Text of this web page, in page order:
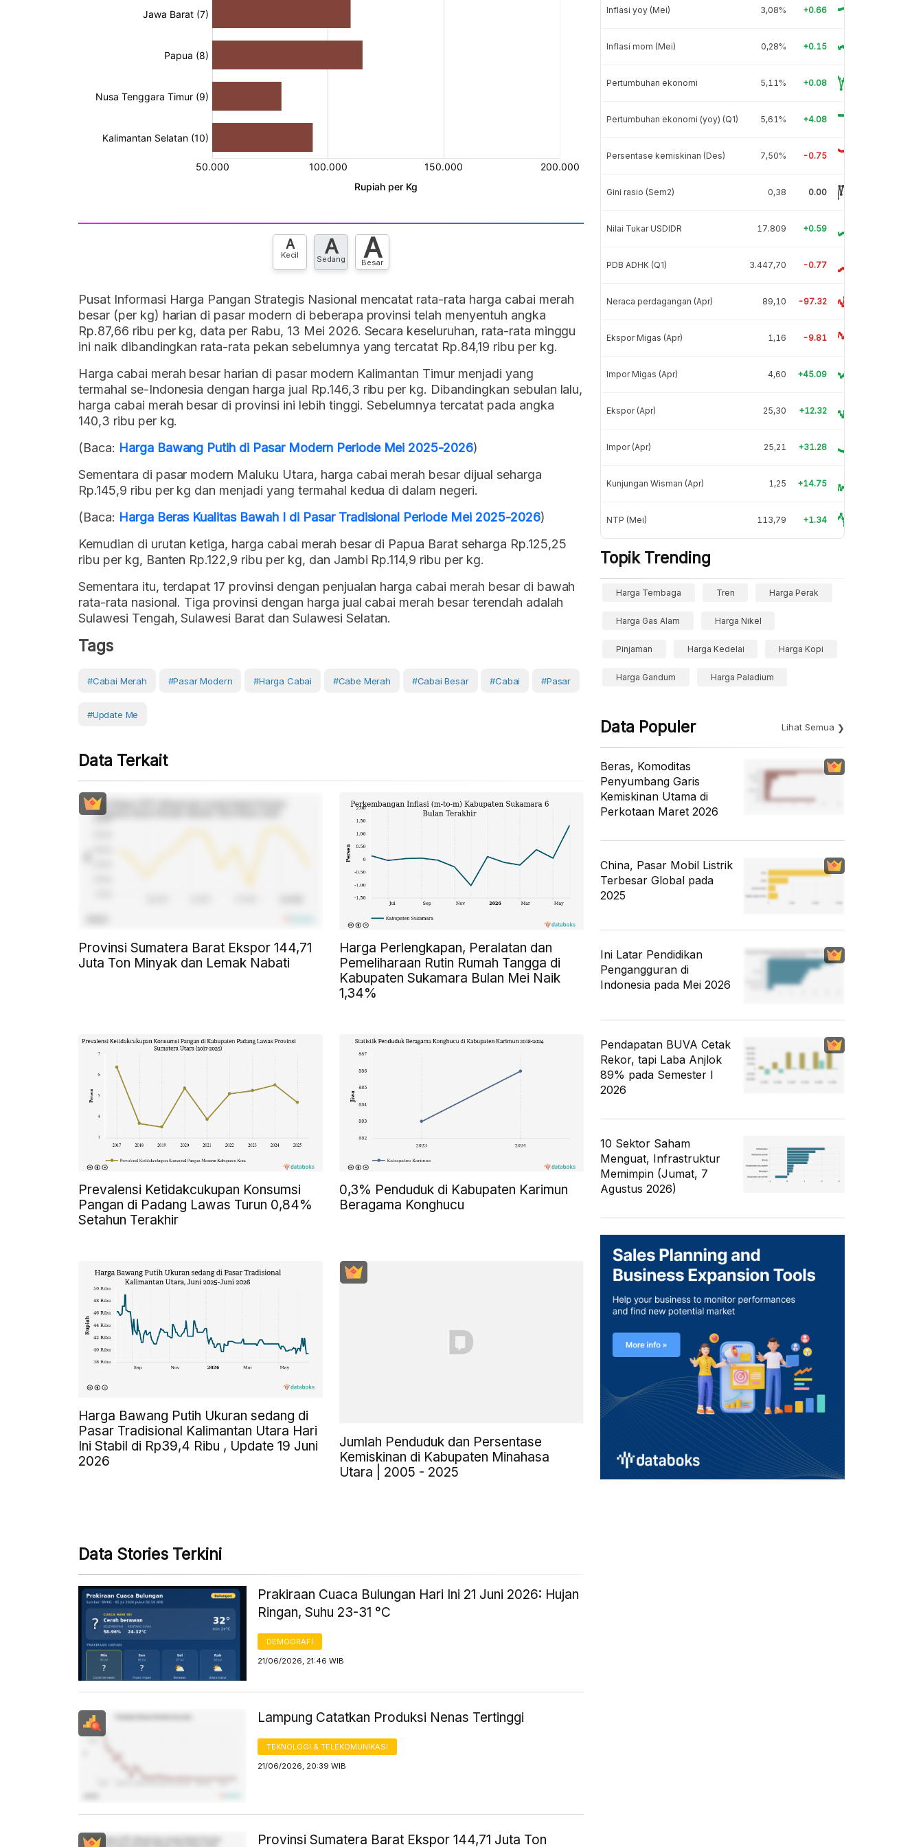
A
Kecil A
Sedang A
Besar
Pusat Informasi Harga Pangan Strategis Nasional mencatat rata-rata harga cabai merah
besar (per kg) harian di pasar modern di beberapa provinsi telah menyentuh angka
Rp.87,66 ribu per kg, data per Rabu, 13 Mei 2026. Secara keseluruhan, rata-rata minggu
ini naik dibandingkan rata-rata pekan sebelumnya yang tercatat Rp.84,19 ribu per kg.
Harga cabai merah besar harian di pasar modern Kalimantan Timur menjadi yang
termahal se-Indonesia dengan harga jual Rp.146,3 ribu per kg. Dibandingkan sebulan lalu,
harga cabai merah besar di provinsi ini lebih tinggi. Sebelumnya tercatat pada angka
140,3 ribu per kg.
(Baca: Harga Bawang Putih di Pasar Modern Periode Mei 2025-2026)
Sementara di pasar modern Maluku Utara, harga cabai merah besar dijual seharga
Rp.145,9 ribu per kg dan menjadi yang termahal kedua di dalam negeri.
(Baca: Harga Beras Kualitas Bawah I di Pasar Tradisional Periode Mei 2025-2026)
Kemudian di urutan ketiga, harga cabai merah besar di Papua Barat seharga Rp.125,25
ribu per kg, Banten Rp.122,9 ribu per kg, dan Jambi Rp.114,9 ribu per kg.
Sementara itu, terdapat 17 provinsi dengan penjualan harga cabai merah besar di bawah
rata-rata nasional. Tiga provinsi dengan harga jual cabai merah besar terendah adalah
Sulawesi Tengah, Sulawesi Barat dan Sulawesi Selatan.
Tags
#cabai Merah #Pasar Modern #Harga Cabai #Cabe Merah #cabai Besar #Cabai #Pasar
#Update Me
Data Terkait
Provinsi Sumatera Barat Ekspor 144,71
Juta Ton Minyak dan Lemak Nabati
Harga Perlengkapan, Peralatan dan
Pemeliharaan Rutin Rumah Tangga di
Kabupaten Sukamara Bulan Mei Naik
1,34%
Prevalensi Ketidakcukupan Konsumsi
Pangan di Padang Lawas Turun 0,84%
Setahun Terakhir
0,3% Penduduk di Kabupaten Karimun
Beragama Konghucu
Harga Bawang Putih Ukuran sedang di
Pasar Tradisional Kalimantan Utara Hari
Ini Stabil di Rp39,4 Ribu , Update 19 Juni
2026
Jumlah Penduduk dan Persentase
Kemiskinan di Kabupaten Minahasa
Utara | 2005 - 2025
Data Stories Terkini
Prakiraan Cuaca Bulungan Hari Ini 21 Juni 2026: Hujan
Ringan, Suhu 23-31 °C
DEMOGRAFI
21/06/2026, 21:46 WIB
Lampung Catatkan Produksi Nenas Tertinggi
TEKNOLOGI & TELEKOMUNIKASI
21/06/2026, 20:39 WIB
Provinsi Sumatera Barat Ekspor 144,71 Juta Ton
Inflasi yoy (Mei) 3,08% +0.66
Inflasi mom (Mei) 0,28% +0.15
Pertumbuhan ekonomi 5,11% +0.08
Pertumbuhan ekonomi (yoy) (Q1) 5,61% +4.08
Persentase kemiskinan (Des) 7,50% -0.75
Gini rasio (Sem2) 0,38 0.00
Nilai Tukar USDIDR 17.809 +0.59
PDB ADHK (Q1) 3.447,70 -0.77
Neraca perdagangan (Apr) 89,10 -97.32
Ekspor Migas (Apr) 1,16 -9.81
Impor Migas (Apr) 4,60 +45.09
Ekspor (Apr) 25,30 +12.32
Impor (Apr) 25,21 +31.28
Kunjungan Wisman (Apr) 1,25 +14.75
NTP (Mei) 113,79 +1.34
Topik Trending
Harga Tembaga Tren Harga Perak
Harga Gas Alam Harga Nikel
Pinjaman Harga Kedelai Harga Kopi
Harga Gandum Harga Paladium
Data Populer Lihat Semua
Beras, Komoditas
Penyumbang Garis
Kemiskinan Utama di
Perkotaan Maret 2026
China, Pasar Mobil Listrik
Terbesar Global pada
2025
Ini Latar Pendidikan
Pengangguran di
Indonesia pada Mei 2026
Pendapatan BUVA Cetak
Rekor, tapi Laba Anjlok
89% pada Semester I
2026
10 Sektor Saham
Menguat, Infrastruktur
Memimpin (Jumat, 7
Agustus 2026)